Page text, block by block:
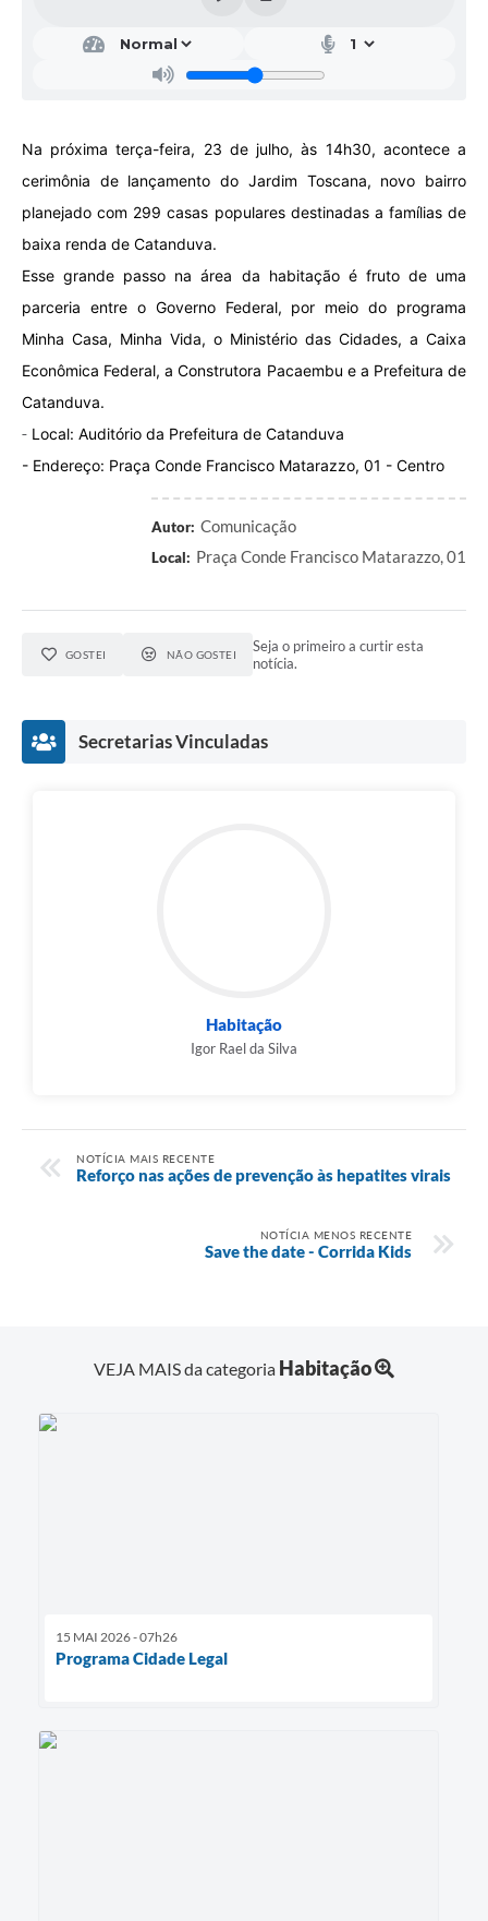
A Prefeitura
Jornal
Agenda
Diário Oficial
Contato
Na próxima terça-feira, 23 de julho, às 14h30, acontece a
cerimônia de lançamento do Jardim Toscana, novo bairro
planejado com 299 casas populares destinadas a famílias de
baixa renda de Catanduva.
Esse grande passo na área da habitação é fruto de uma
parceria entre o Governo Federal, por meio do programa
Minha Casa, Minha Vida, o Ministério das Cidades, a Caixa
Econômica Federal, a Construtora Pacaembu e a Prefeitura de
Catanduva.
- Local: Auditório da Prefeitura de Catanduva
- Endereço: Praça Conde Francisco Matarazzo, 01 - Centro
Autor: Comunicação
Local: Praça Conde Francisco Matarazzo, 01
GOSTEI NÃO GOSTEI
Seja o primeiro a curtir esta
notícia.
Secretarias Vinculadas
Habitação
Igor Rael da Silva
NOTÍCIA MAIS RECENTE
Reforço nas ações de prevenção às hepatites virais
NOTÍCIA MENOS RECENTE
Save the date - Corrida Kids
VEJA MAIS da categoria Habitação
15 MAI 2026 - 07h26
Programa Cidade Legal